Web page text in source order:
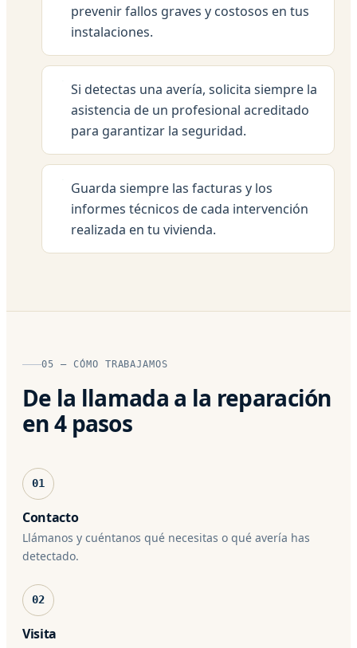
prevenir fallos graves y costosos en tus
instalaciones.
Si detectas una avería, solicita siempre la
asistencia de un profesional acreditado
para garantizar la seguridad.
Guarda siempre las facturas y los
informes técnicos de cada intervención
realizada en tu vivienda.
05 — CÓMO TRABAJAMOS
De la llamada a la reparación
en 4 pasos
01
Contacto
Llámanos y cuéntanos qué necesitas o qué avería has
detectado.
02
Visita